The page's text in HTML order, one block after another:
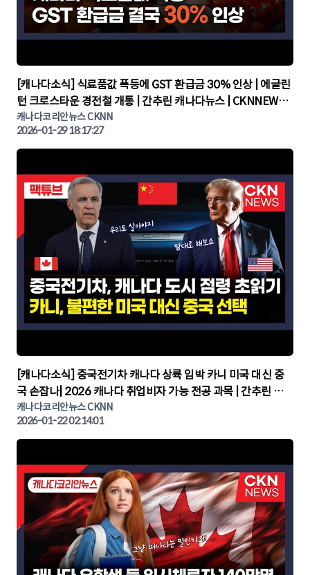
▶
[캐나다소식] 식료품값 폭등에 GST 환급금 30% 인상 | 에글린
턴 크로스타운 경전철 개통 | 간추린 캐나다뉴스 | CKNNEWS,
캐나다코리안뉴스
캐나다코리안뉴스 CKNN
2026-01-29 18:17:27
▶
[캐나다소식] 중국전기차 캐나다 상륙 임박 카니 미국 대신 중
국 손잡나| 2026 캐나다 취업비자 가능 전공 과목 | 간추린 캐
나다뉴스 | CKNNEWS, 캐나다코리안뉴스
캐나다코리안뉴스 CKNN
2026-01-22 02:14:01